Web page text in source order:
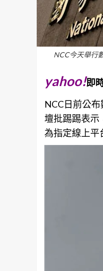
NCC今天舉行
yahoo!即
NCC日前公
壇批踢踢表示
為指定線上平